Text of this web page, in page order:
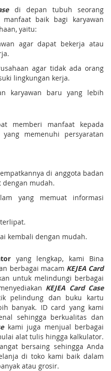
di depan tubuh seorang
manfaat baik bagi karyawan
yaitu:
agar dapat bekerja atau
agar tidak ada orang
lingkungan kerja.
karyawan baru yang lebih
memberi manfaat kepada
memenuhi persyaratan
di anggota badan
mudah.
yang memuat informasi
kembali dengan mudah.
yang lengkap, kami Bina
berbagai macam KEJEA Card
untuk melindungi berbagai
KEJEA Card Case
pelindung dan buku kartu
banyak. ID card yang kami
sehingga berkualitas dan
kami juga menjual berbagai
alat tulis hingga kalkulator.
bersaing sehingga Anda
di toko kami baik dalam
atau grosir.